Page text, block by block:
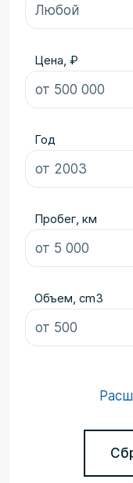
Цена, ₽
Год
Пробег, км
Объем, cm3